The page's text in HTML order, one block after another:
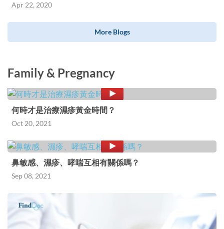
Apr 22, 2020
More Blogs
Family & Pregnancy
何時才是治療濕疹黃金時間？
Oct 20, 2021
鼻敏感、濕疹、哮喘互相有關係嗎？
Sep 08, 2021